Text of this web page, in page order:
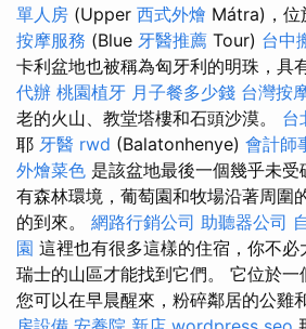
單人房 (Upper 西式外燴 Mátra)，位
按摩服務 (Blue 牙醫推薦 Tour) 台中
卡利盆地也被稱為匈牙利的明珠，具
代辦 桃園植牙 月子餐多少錢 台灣按
老的火山、教堂塔樓和石頭沙漠。 台
耶 牙醫 rwd (Balatonhenye) 會計師
外燴菜色 是該盆地最後一個幾乎未
有森林環境，葡萄園和牧場沿著周圍
的到來。 網路行銷公司 助聽器公司
園 這裡也有很多這樣的住宿，你不
瑞士的山區才能找到它們。 它位於一
您可以在早晨醒來，粉碎鄰居的公雞